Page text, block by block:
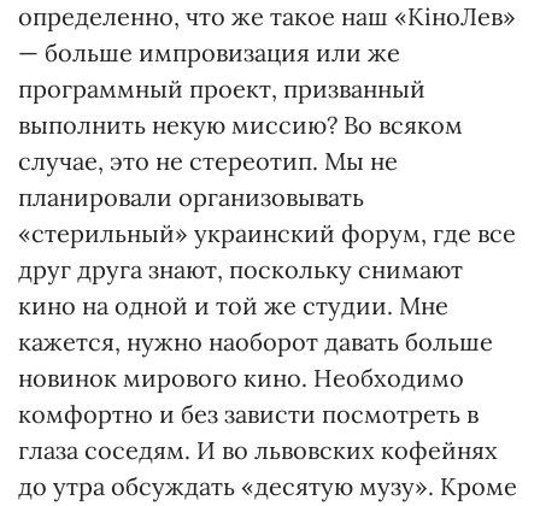
определенно, что же такое наш «КіноЛев»
— больше импровизация или же
программный проект, призванный
выполнить некую миссию? Во всяком
случае, это не стереотип. Мы не
планировали организовывать
«стерильный» украинский форум, где все
друг друга знают, поскольку снимают
кино на одной и той же студии. Мне
кажется, нужно наоборот давать больше
новинок мирового кино. Необходимо
комфортно и без зависти посмотреть в
глаза соседям. И во львовских кофейнях
до утра обсуждать «десятую музу». Кроме